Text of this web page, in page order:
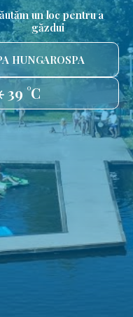
un loc pentru a
găzdui
HUNGAROSPA
39 °C